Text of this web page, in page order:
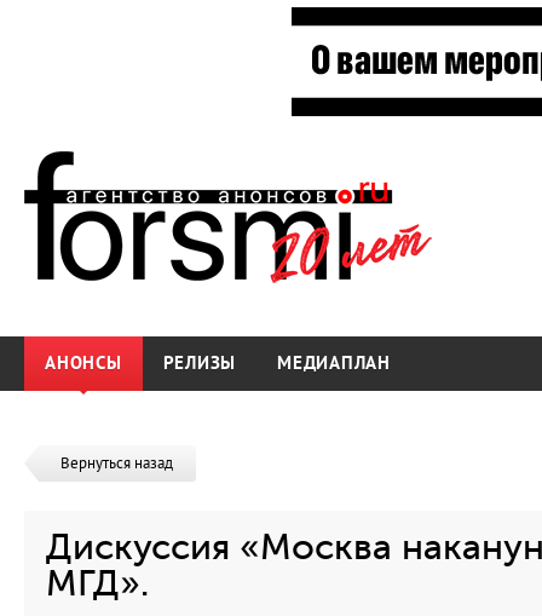
АНОНСЫ РЕЛИЗЫ МЕДИАПЛАН
Вернуться назад
Дискуссия «Москва
МГД».